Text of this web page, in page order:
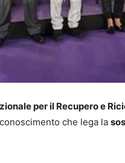
per il Recupero e
che lega la